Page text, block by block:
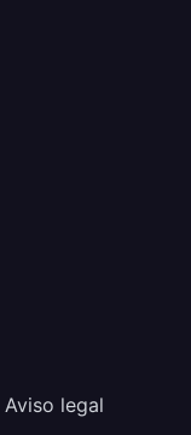
Aviso legal